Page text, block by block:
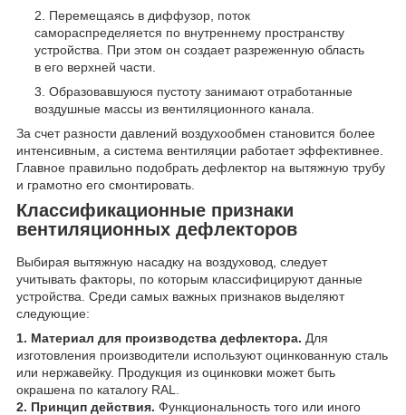
Перемещаясь в диффузор, поток
самораспределяется по внутреннему пространству
устройства. При этом он создает разреженную область
в его верхней части.
Образовавшуюся пустоту занимают отработанные
воздушные массы из вентиляционного канала.
За счет разности давлений воздухообмен становится более
интенсивным, а система вентиляции работает эффективнее.
Главное правильно подобрать дефлектор на вытяжную трубу
и грамотно его смонтировать.
Классификационные признаки
вентиляционных дефлекторов
Выбирая вытяжную насадку на воздуховод, следует
учитывать факторы, по которым классифицируют данные
устройства. Среди самых важных признаков выделяют
следующие:
1. Материал для производства дефлектора. Для
изготовления производители используют оцинкованную сталь
или нержавейку. Продукция из оцинковки может быть
окрашена по каталогу RAL.
2. Принцип действия. Функциональность того или иного